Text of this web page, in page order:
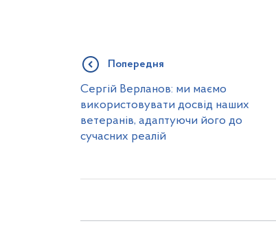
Попередня
Сергій Верланов: ми маємо
використовувати досвід наших
ветеранів, адаптуючи його до
сучасних реалій